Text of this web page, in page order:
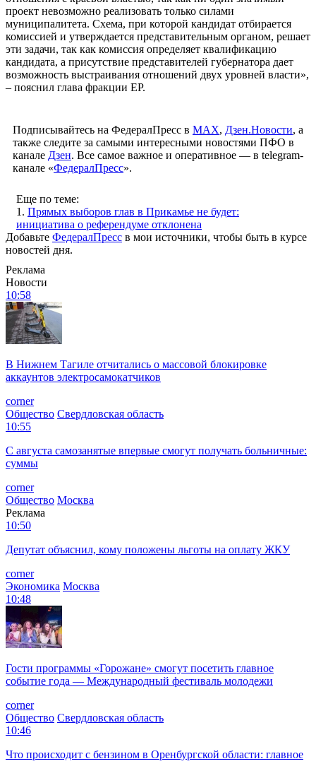
проект невозможно реализовать только силами
муниципалитета. Схема, при которой кандидат отбирается
комиссией и утверждается представительным органом, решает
эти задачи, так как комиссия определяет квалификацию
кандидата, а присутствие представителей губернатора дает
возможность выстраивания отношений двух уровней власти»,
– пояснил глава фракции ЕР.
Подписывайтесь на ФедералПресс в МАХ, Дзен.Новости, а
также следите за самыми интересными новостями ПФО в
канале Дзен. Все самое важное и оперативное — в telegram-
канале «ФедералПресс».
Еще по теме:
1. Прямых выборов глав в Прикамье не будет:
инициатива о референдуме отклонена
Добавьте ФедералПресс в мои источники, чтобы быть в курсе
новостей дня.
Реклама
Новости
10:58
В Нижнем Тагиле отчитались о массовой блокировке
аккаунтов электросамокатчиков
corner
Общество Свердловская область
10:55
С августа самозанятые впервые смогут получать больничные:
суммы
corner
Общество Москва
Реклама
10:50
Депутат объяснил, кому положены льготы на оплату ЖКУ
corner
Экономика Москва
10:48
Гости программы «Горожане» смогут посетить главное
событие года — Международный фестиваль молодежи
corner
Общество Свердловская область
10:46
Что происходит с бензином в Оренбургской области: главное